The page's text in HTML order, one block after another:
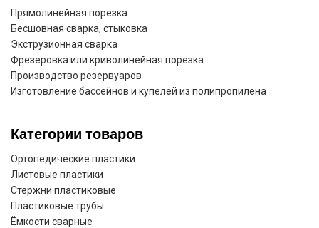
Прямолинейная порезка
Бесшовная сварка, стыковка
Экструзионная сварка
Фрезеровка или криволинейная порезка
Производство резервуаров
Изготовление бассейнов и купелей из полипропилена
Категории товаров
Ортопедические пластики
Листовые пластики
Стержни пластиковые
Пластиковые трубы
Ёмкости сварные